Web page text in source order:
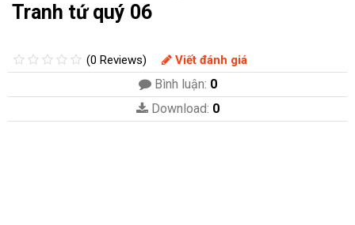
Tranh tứ quý 06
(0 Reviews) Viết đánh giá
Bình luận: 0
Download: 0